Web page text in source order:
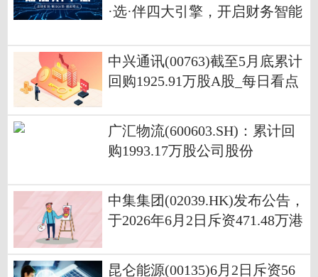
·选·伴四大引擎，开启财务智能
中兴通讯(00763)截至5月底累计
回购1925.91万股A股_每日看点
广汇物流(600603.SH)：累计回
购1993.17万股公司股份
中集集团(02039.HK)发布公告，
于2026年6月2日斥资471.48万港
昆仑能源(00135)6月2日斥资56